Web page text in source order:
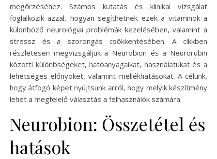
megőrzéséhez. Számos kutatás és klinikai vizsgálat
foglalkozik azzal, hogyan segíthetnek ezek a vitaminok a
különböző neurológiai problémák kezelésében, valamint a
stressz és a szorongás csökkentésében. A cikkben
részletesen megvizsgáljuk a Neurobion és a Neurorubin
közötti különbségeket, hatóanyagaikat, használatukat és a
lehetséges előnyöket, valamint mellékhatásokat. A célunk,
hogy átfogó képet nyújtsunk arról, hogy melyik készítmény
lehet a megfelelő választás a felhasználók számára.
Neurobion: Összetétel és
hatások